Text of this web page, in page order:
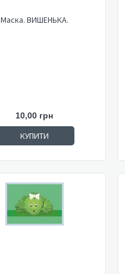
Маска. ВИШЕНЬКА.
10,00 грн
КУПИТИ